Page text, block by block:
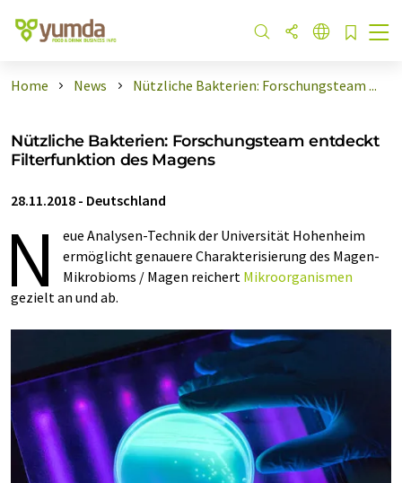
Home News Nützliche Bakterien: Forschungsteam ...
Nützliche Bakterien: Forschungsteam entdeckt
Filterfunktion des Magens
28.11.2018 - Deutschland
N
eue Analysen-Technik der Universität Hohenheim
ermöglicht genauere Charakterisierung des Magen-
Mikrobioms / Magen reichert Mikroorganismen
gezielt an und ab.